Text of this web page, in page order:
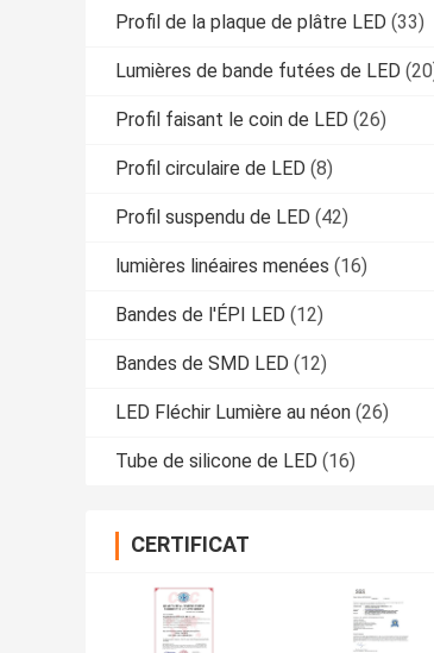
Profil de la plaque de plâtre LED (33)
Lumières de bande futées de LED
Profil faisant le coin de LED (26)
Profil circulaire de LED (8)
Profil suspendu de LED (42)
lumières linéaires menées (16)
Bandes de l'ÉPI LED (12)
Bandes de SMD LED (12)
LED Fléchir Lumière au néon (26)
Tube de silicone de LED (16)
CERTIFICAT